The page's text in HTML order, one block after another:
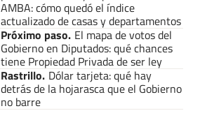
AMBA: cómo quedó el índice
actualizado de casas y departamentos
Próximo paso. El mapa de votos del
Gobierno en Diputados: qué chances
tiene Propiedad Privada de ser ley
Rastrillo. Dólar tarjeta: qué hay
detrás de la hojarasca que el Gobierno
no barre